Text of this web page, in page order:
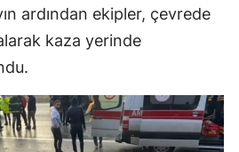
ardından ekipler, çevrede
kaza yerinde